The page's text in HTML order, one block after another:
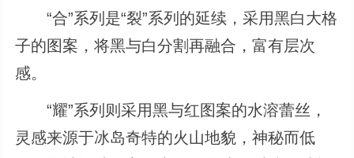
“合”系列是“裂”系列的延续，采用黑白大格
子的图案，将黑与白分割再融合，富有层次
感。
“耀”系列则采用黑与红图案的水溶蕾丝，
灵感来源于冰岛奇特的火山地貌，神秘而低